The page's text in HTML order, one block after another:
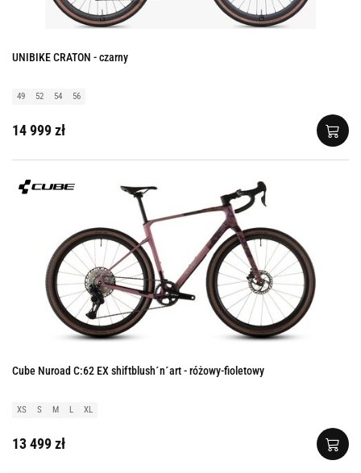
UNIBIKE CRATON - czarny
49 52 54 56
14 999 zł
Cube Nuroad C:62 EX shiftblush´n´art - różowy-fioletowy
XS S M L XL
13 499 zł